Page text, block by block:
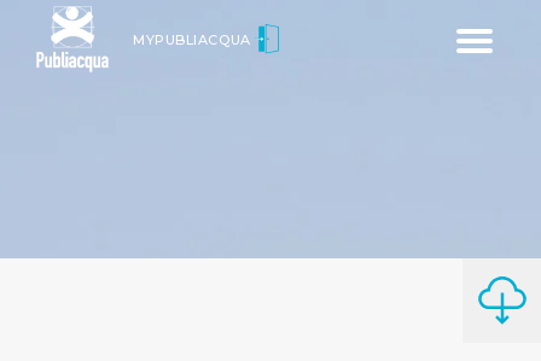
Toggle
MYPUBLIACQUA